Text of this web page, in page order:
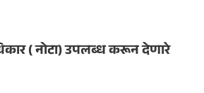
( नोटा) उपलब्ध करून देणारे